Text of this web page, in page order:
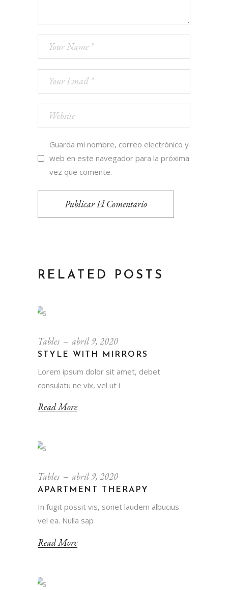
Guarda mi nombre, correo electrónico y
web en este navegador para la próxima
vez que comente.
Publicar El Comentario
RELATED POSTS
Tables abril 9, 2020
STYLE WITH MIRRORS
Lorem ipsum dolor sit amet, debet
consulatu ne vix, vel ut i
Read More
Tables abril 9, 2020
APARTMENT THERAPY
In fugit possit vis, sonet laudem albucius
vel ea. Nulla sap
Read More